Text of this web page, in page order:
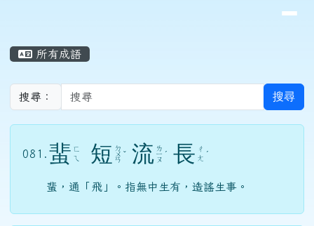
所有成語
搜尋： 搜尋
081. 蜚 ㄈ
ㄟ
短 ㄉ
ㄨ
ㄢ
ˇ 流 ㄌ
ㄧ
ㄡ
ˊ 長 ㄔ
ㄤ ˊ
蜚，通「飛」。指無中生有，造謠生事。